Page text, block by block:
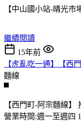
【中山國小站-晴光
繼續閱讀
15年前
【虎亂吃一通】【西
麵線
【西門町-阿宗麵線
營業時間:週一至週四